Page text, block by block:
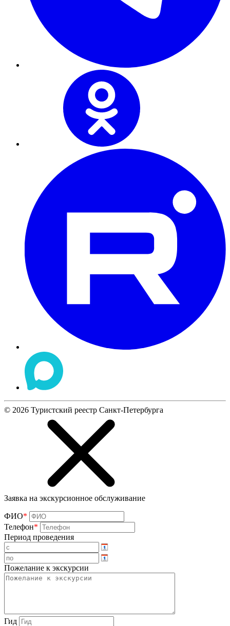
© 2026 Туристский реестр Санкт-Петербурга
Заявка на экскурсионное обслуживание
ФИО*
Телефон*
Период проведения
Пожелание к экскурсии
Гид